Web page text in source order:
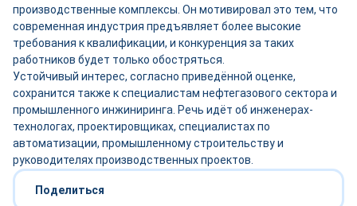
производственные комплексы. Он мотивировал это тем, что
современная индустрия предъявляет более высокие
требования к квалификации, и конкуренция за таких
работников будет только обостряться.
Устойчивый интерес, согласно приведённой оценке,
сохранится также к специалистам нефтегазового сектора и
промышленного инжиниринга. Речь идёт об инженерах-
технологах, проектировщиках, специалистах по
автоматизации, промышленному строительству и
руководителях производственных проектов.
Поделиться